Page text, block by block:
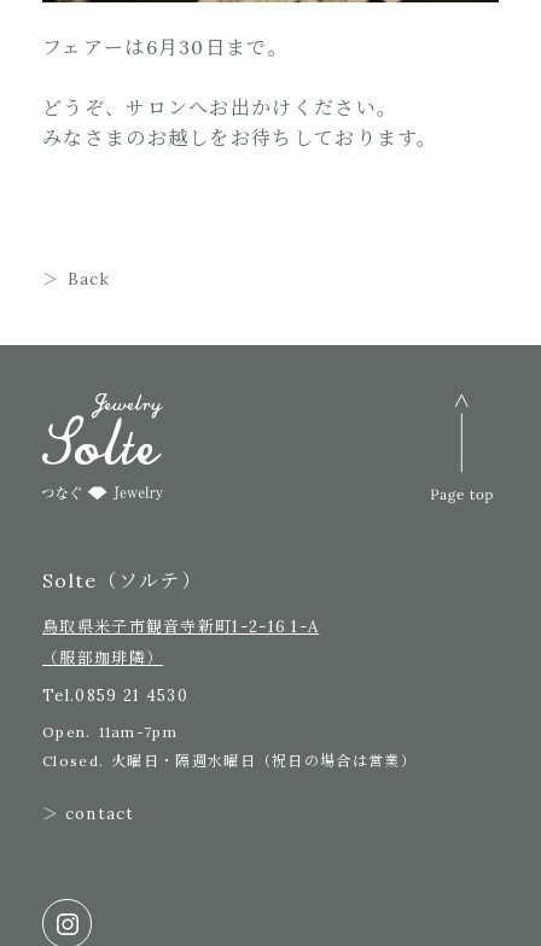
フェアーは6月30日まで。
どうぞ、サロンへお出かけください。
みなさまのお越しをお待ちしております。
Back
Solte（ソルテ）
鳥取県米子市観音寺新町1-2-16 1-A
（服部珈琲隣）
Tel.0859 21 4530
Open. 11am-7pm
Closed. 火曜日・隔週水曜日（祝日の場合は営業）
＞ contact